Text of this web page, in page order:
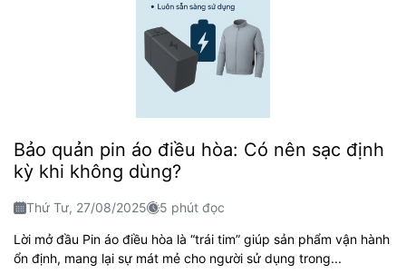
Bảo quản pin áo điều hòa: Có nên sạc định
kỳ khi không dùng?
Thứ Tư, 27/08/2025 5 phút đọc
Lời mở đầu Pin áo điều hòa là “trái tim” giúp sản phẩm vận hành
ổn định, mang lại sự mát mẻ cho người sử dụng trong...